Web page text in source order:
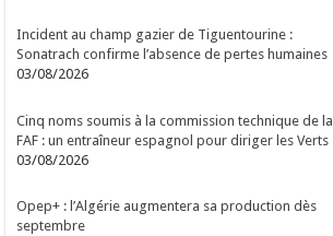
Incident au champ gazier de Tiguentourine :
Sonatrach confirme l’absence de pertes humaines
03/08/2026
Cinq noms soumis à la commission technique de la
FAF : un entraîneur espagnol pour diriger les Verts
03/08/2026
Opep+ : l’Algérie augmentera sa production dès
septembre